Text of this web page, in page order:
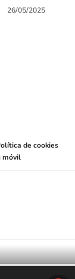
26/05/2025
de cookies
móvil